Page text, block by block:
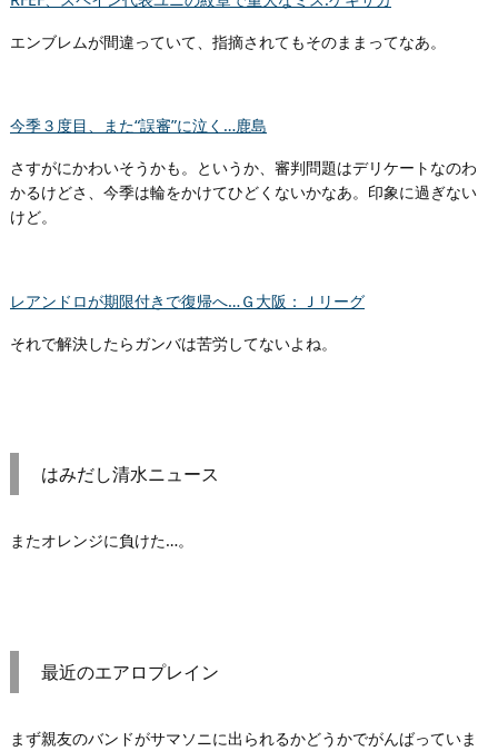
エンブレムが間違っていて、指摘されてもそのままってなあ。
今季３度目、また“誤審”に泣く…鹿島
さすがにかわいそうかも。というか、審判問題はデリケートなのわ
かるけどさ、今季は輪をかけてひどくないかなあ。印象に過ぎない
けど。
レアンドロが期限付きで復帰へ…Ｇ大阪：Ｊリーグ
それで解決したらガンバは苦労してないよね。
はみだし清水ニュース
またオレンジに負けた…。
最近のエアロプレイン
まず親友のバンドがサマソニに出られるかどうかでがんばっていま